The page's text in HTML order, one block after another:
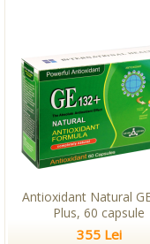
Antioxidant Natural
Plus, 60 capsule
355 Lei